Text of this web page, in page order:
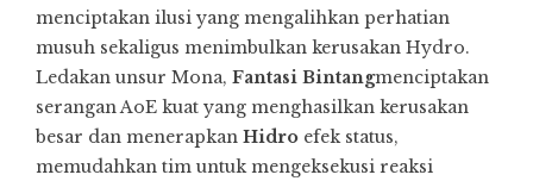
menciptakan ilusi yang mengalihkan perhatian
musuh sekaligus menimbulkan kerusakan Hydro.
Ledakan unsur Mona, Fantasi Bintangmenciptakan
serangan AoE kuat yang menghasilkan kerusakan
besar dan menerapkan Hidro efek status,
memudahkan tim untuk mengeksekusi reaksi